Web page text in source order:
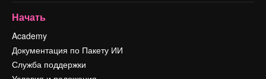
Начать
Academy
Документация по Пакету ИИ
Служба поддержки